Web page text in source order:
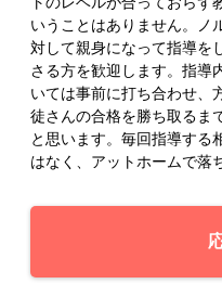
いうことはありません。ノ
対して親身になって指導を
さる方を歓迎します。指導
いては事前に打ち合わせ、
徒さんの合格を勝ち取るま
と思います。毎回指導する
はなく、アットホームで落